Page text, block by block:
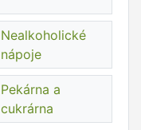
Nealkoholické
nápoje
Pekárna a
cukrárna